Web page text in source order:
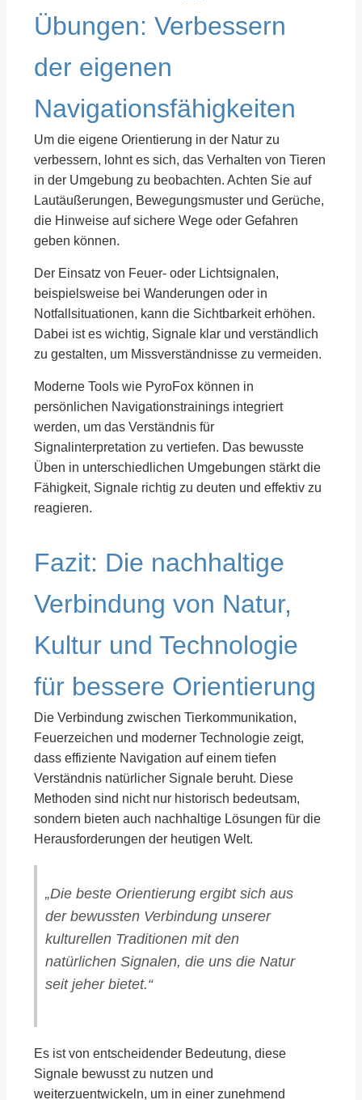
Übungen: Verbessern
der eigenen
Navigationsfähigkeiten
Um die eigene Orientierung in der Natur zu
verbessern, lohnt es sich, das Verhalten von Tieren
in der Umgebung zu beobachten. Achten Sie auf
Lautäußerungen, Bewegungsmuster und Gerüche,
die Hinweise auf sichere Wege oder Gefahren
geben können.
Der Einsatz von Feuer- oder Lichtsignalen,
beispielsweise bei Wanderungen oder in
Notfallsituationen, kann die Sichtbarkeit erhöhen.
Dabei ist es wichtig, Signale klar und verständlich
zu gestalten, um Missverständnisse zu vermeiden.
Moderne Tools wie PyroFox können in
persönlichen Navigationstrainings integriert
werden, um das Verständnis für
Signalinterpretation zu vertiefen. Das bewusste
Üben in unterschiedlichen Umgebungen stärkt die
Fähigkeit, Signale richtig zu deuten und effektiv zu
reagieren.
Fazit: Die nachhaltige
Verbindung von Natur,
Kultur und Technologie
für bessere Orientierung
Die Verbindung zwischen Tierkommunikation,
Feuerzeichen und moderner Technologie zeigt,
dass effiziente Navigation auf einem tiefen
Verständnis natürlicher Signale beruht. Diese
Methoden sind nicht nur historisch bedeutsam,
sondern bieten auch nachhaltige Lösungen für die
Herausforderungen der heutigen Welt.
„Die beste Orientierung ergibt sich aus
der bewussten Verbindung unserer
kulturellen Traditionen mit den
natürlichen Signalen, die uns die Natur
seit jeher bietet.“
Es ist von entscheidender Bedeutung, diese
Signale bewusst zu nutzen und
weiterzuentwickeln, um in einer zunehmend